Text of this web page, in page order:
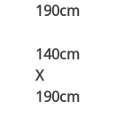
190cm
140cm
X
190cm